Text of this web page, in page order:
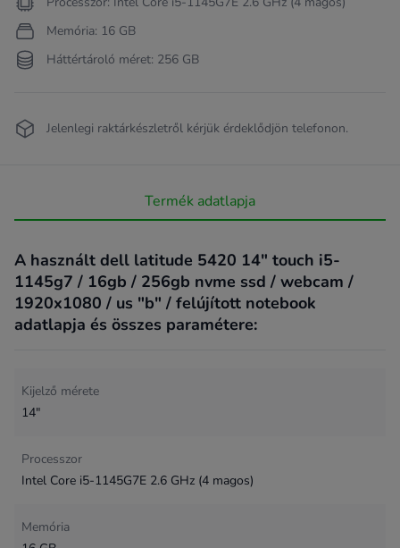
Memória: 16 GB
Háttértároló méret: 256 GB
Jelenlegi raktárkészletről kérjük érdeklődjön telefonon.
Termék adatlapja
A használt dell latitude 5420 14" touch i5-
1145g7 / 16gb / 256gb nvme ssd / webcam /
1920x1080 / us "b" / felújított notebook
adatlapja és összes paramétere:
Kijelző mérete
14"
Processzor
Intel Core i5-1145G7E 2.6 GHz (4 magos)
Memória